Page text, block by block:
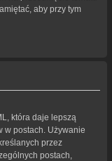
aby przy tym
która daje lepszą
w postach. Używanie
przez
postach,